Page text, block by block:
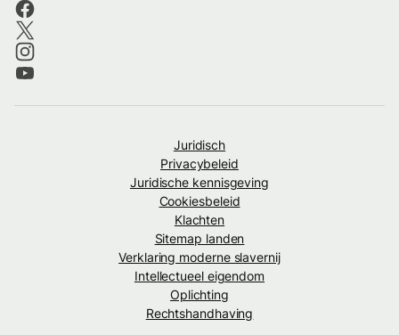
Juridisch
Privacybeleid
Juridische kennisgeving
Cookiesbeleid
Klachten
Sitemap landen
Verklaring moderne slavernij
Intellectueel eigendom
Oplichting
Rechtshandhaving